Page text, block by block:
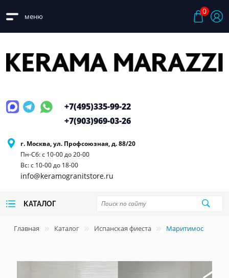
меню
0
г. Москва, ул. Профсоюзная, д. 88/20
Пн-Сб: с 10-00 до 20-00
Вс: с 10-00 до 18-00
info@keramogranitstore.ru
+7(495)335-99-22
+7(903)969-03-26
КАТАЛОГ
Главная Каталог Испанская фиеста Маритимос